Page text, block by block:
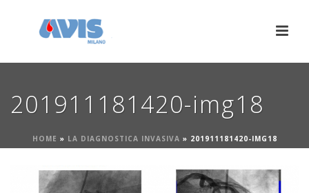
201911181420-img18
HOME » LA DIAGNOSTICA INVASIVA » 201911181420-IMG18